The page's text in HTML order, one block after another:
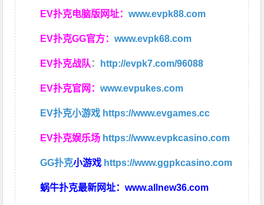
EV扑克电脑版网址：www.evpk88.com
EV扑克GG官方：www.evpk68.com
EV扑克战队 ： http://evpk7.com/96088
EV扑克官网：www.evpukes.com
EV扑克小游戏 https://www.evgames.cc
EV扑克娱乐场 https://www.evpkcasino.com
GG扑克小游戏 https://www.ggpkcasino.com
蜗牛扑克最新网址：www.allnew36.com